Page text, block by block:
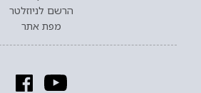
הרשם לניוזלטר
מפת אתר